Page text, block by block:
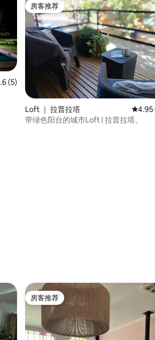
评分 4.6 分（满分 5 分），共 5 条评价
(5)
房客推荐
房客推荐
Loft ｜ 拉普拉塔 平均
4.95
带绿色阳台的城市Loft | 拉普拉塔。
房客推荐
房客推荐